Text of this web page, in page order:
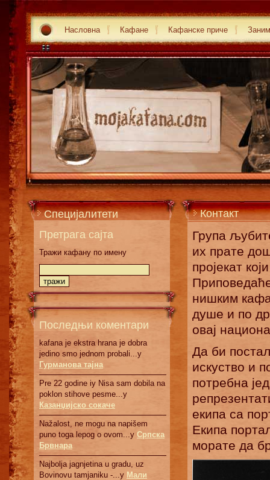
Насловна Кафане Кафанске приче
Специјалитети
Претрага сајта
Тражи кафану по имену
Последњи коментари
kafana je ekstra hrana je dobra
jedino smo jednom probali...у
Гурманова тајна
Pre 22 godine iy Nisa sam dobila na
poklon stihove pesme...у
Казанџијско сокаче
Nažalost, ne mogu na napišem
puno toga lepog o ovom...у Српскa
Брвнaрa
Najbolja jagnjetina u gradu, uz
Bovinovu tamjaniku -...у Мали
Контакт
Група
их прате
пројекат
нишким
душе и по
овај
Да би
искуство и
потребна
екипа са
Екипа
морате да